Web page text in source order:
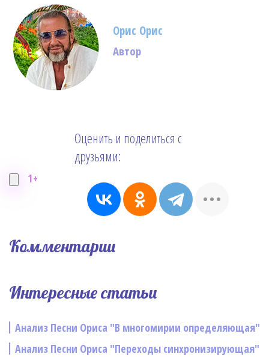
Орис Орис
Автор
1+
Оценить и поделиться с
друзьями:
Комментарии
Интересные статьи
Анализ Песни Ориса "В многомирии определяющая"
Анализ Песни Ориса "Переходы синхронизирующая"